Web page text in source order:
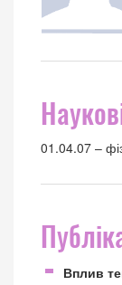
01.04.07 –
Вплив